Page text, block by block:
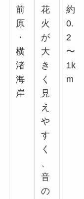
前
原
・
横
渚
海
岸
花
火
が
大
き
く
見
え
や
す
く
、
音
の
約
0.
2
〜
1k
m